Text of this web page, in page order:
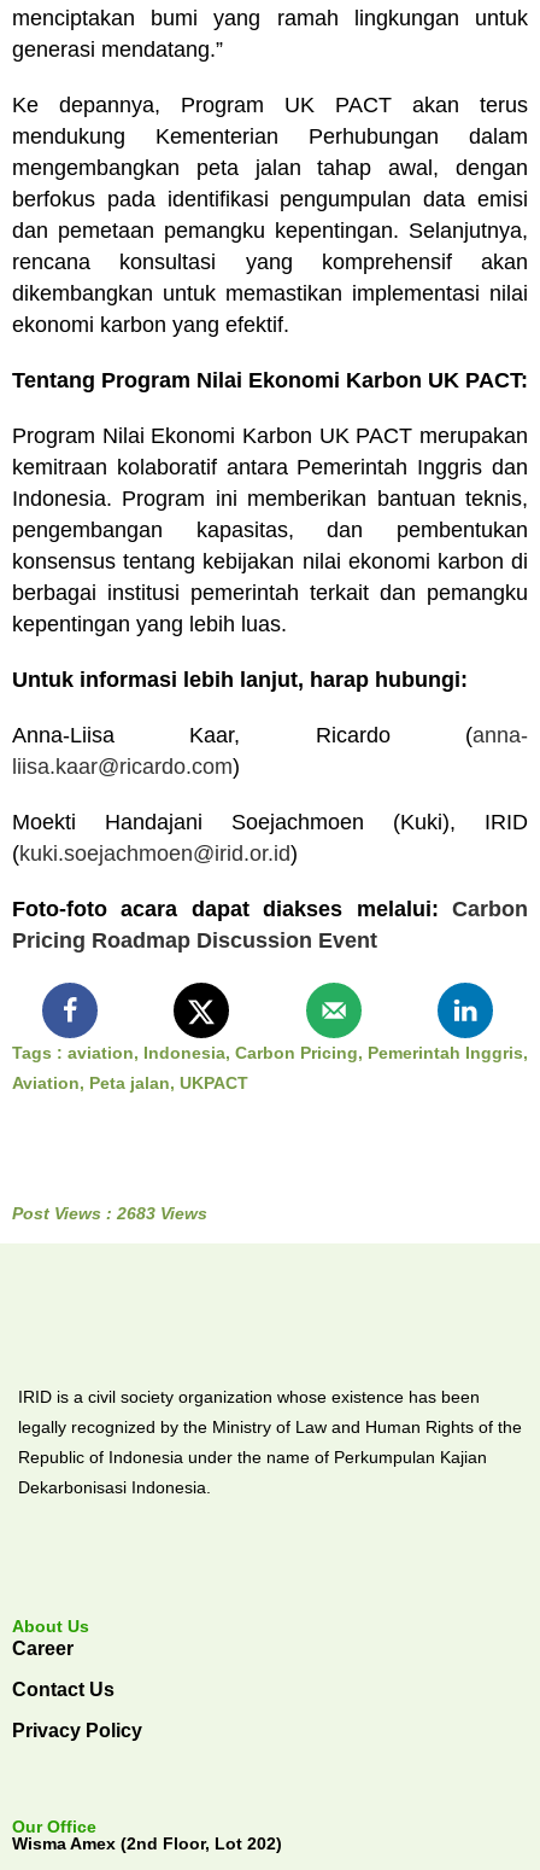
menciptakan bumi yang ramah lingkungan untuk
generasi mendatang.”
Ke depannya, Program UK PACT akan terus
mendukung Kementerian Perhubungan dalam
mengembangkan peta jalan tahap awal, dengan
berfokus pada identifikasi pengumpulan data emisi
dan pemetaan pemangku kepentingan. Selanjutnya,
rencana konsultasi yang komprehensif akan
dikembangkan untuk memastikan implementasi nilai
ekonomi karbon yang efektif.
Tentang Program Nilai Ekonomi Karbon UK PACT:
Program Nilai Ekonomi Karbon UK PACT merupakan
kemitraan kolaboratif antara Pemerintah Inggris dan
Indonesia. Program ini memberikan bantuan teknis,
pengembangan kapasitas, dan pembentukan
konsensus tentang kebijakan nilai ekonomi karbon di
berbagai institusi pemerintah terkait dan pemangku
kepentingan yang lebih luas.
Untuk informasi lebih lanjut, harap hubungi:
Anna-Liisa Kaar, Ricardo (anna-
liisa.kaar@ricardo.com)
Moekti Handajani Soejachmoen (Kuki), IRID
(kuki.soejachmoen@irid.or.id)
Foto-foto acara dapat diakses melalui: Carbon
Pricing Roadmap Discussion Event
Tags : aviation, Indonesia, Carbon Pricing, Pemerintah Inggris,
Aviation, Peta jalan, UKPACT
Post Views : 2683 Views
IRID is a civil society organization whose existence has been
legally recognized by the Ministry of Law and Human Rights of the
Republic of Indonesia under the name of Perkumpulan Kajian
Dekarbonisasi Indonesia.
About Us
Career
Contact Us
Privacy Policy
Our Office
Wisma Amex (2nd Floor, Lot 202)